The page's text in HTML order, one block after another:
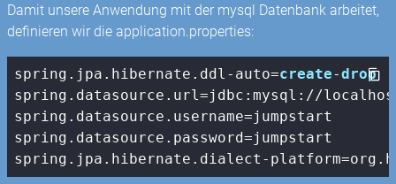
Damit unsere Anwendung mit der mysql Datenbank arbeitet,
definieren wir die application.properties:
spring.jpa.hibernate.ddl-auto=create-drop
spring.datasource.url=jdbc:mysql://
spring.datasource.username=jumpstart
spring.datasource.password=jumpstart
spring.jpa.hibernate.dialect-